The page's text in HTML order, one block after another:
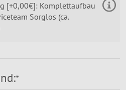
[+0,00€]: Komplettaufbau
Sorglos (ca.
*